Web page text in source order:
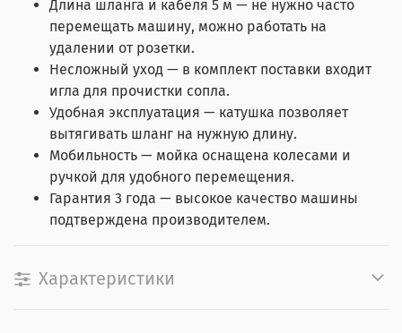
Длина шланга и кабеля 5 м — не нужно часто
перемещать машину, можно работать на
удалении от розетки.
Несложный уход — в комплект поставки входит
игла для прочистки сопла.
Удобная эксплуатация — катушка позволяет
вытягивать шланг на нужную длину.
Мобильность — мойка оснащена колесами и
ручкой для удобного перемещения.
Гарантия 3 года — высокое качество машины
подтверждена производителем.
Характеристики